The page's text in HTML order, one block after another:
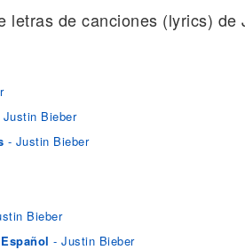
letras de canciones (lyrics) de
Justin Bieber
- Justin Bieber
Bieber
- Justin Bieber